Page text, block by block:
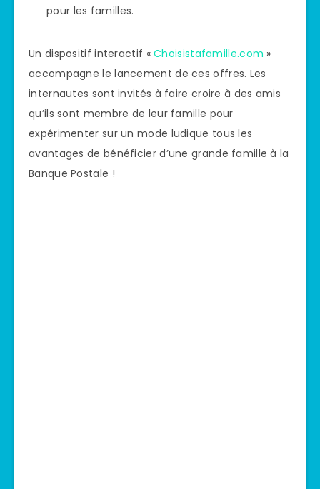
pour les familles.
Un dispositif interactif «Choisistafamille.com »
accompagne le lancement de ces offres. Les
internautes sont invités à faire croire à des amis
qu’ils sont membre de leur famille pour
expérimenter sur un mode ludique tous les
avantages de bénéficier d’une grande famille à la
Banque Postale !